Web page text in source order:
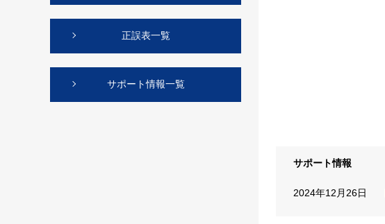
サポート情報
2024年12月26日
正誤表一覧
サポート情報一覧